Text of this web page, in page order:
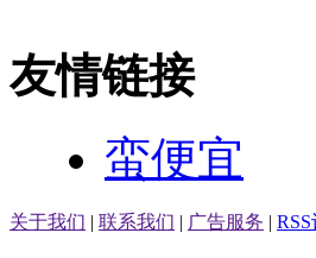
友情链接
蛮便宜
关于我们 | 联系我们 | 广告服务 |